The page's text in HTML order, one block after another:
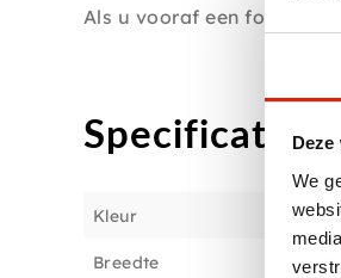
We
Als u vooraf een foto wilt
Specificaties
Kleur
Breedte